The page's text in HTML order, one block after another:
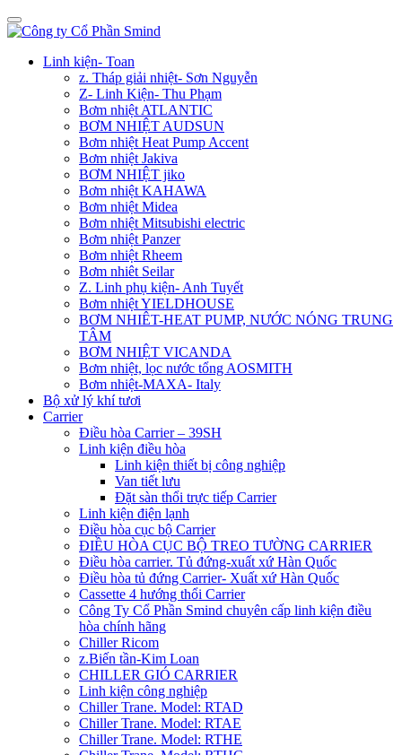
Linh kiện- Toan
z. Tháp giải nhiệt- Sơn Nguyễn
Z- Linh Kiện- Thu Phạm
Bơm nhiệt ATLANTIC
BƠM NHIỆT AUDSUN
Bơm nhiệt Heat Pump Accent
Bơm nhiệt Jakiva
BƠM NHIỆT jiko
Bơm nhiệt KAHAWA
Bơm nhiệt Midea
Bơm nhiệt Mitsubishi electric
Bơm nhiệt Panzer
Bơm nhiệt Rheem
Bơm nhiêt Seilar
Z. Linh phụ kiện- Anh Tuyết
Bơm nhiệt YIELDHOUSE
BƠM NHIÊT-HEAT PUMP, NƯỚC NÓNG TRUNG
TÂM
BƠM NHIỆT VICANDA
Bơm nhiệt, lọc nước tổng AOSMITH
Bơm nhiệt-MAXA- Italy
Bộ xử lý khí tươi
Carrier
Điều hòa Carrier – 39SH
Linh kiện điều hòa
Linh kiện thiết bị công nghiệp
Van tiết lưu
Đặt sàn thổi trực tiếp Carrier
Linh kiện điện lạnh
Điều hòa cục bộ Carrier
ĐIỀU HÒA CỤC BỘ TREO TƯỜNG CARRIER
Điều hòa carrier. Tủ đứng-xuất xứ Hàn Quốc
Điều hòa tủ đứng Carrier- Xuất xứ Hàn Quốc
Cassette 4 hướng thổi Carrier
Công Ty Cổ Phần Smind chuyên cấp linh kiện điều
hòa chính hãng
Chiller Ricom
z.Biến tần-Kim Loan
CHILLER GIÓ CARRIER
Linh kiện công nghiệp
Chiller Trane. Model: RTAD
Chiller Trane. Model: RTAE
Chiller Trane. Model: RTHE